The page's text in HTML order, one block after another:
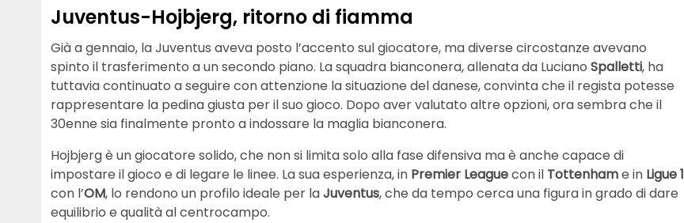
Juventus-Hojbjerg, ritorno di fiamma
Già a gennaio, la Juventus aveva posto l’accento sul giocatore, ma diverse circostanze avevano
spinto il trasferimento a un secondo piano. La squadra bianconera, allenata da Luciano Spalletti, ha
tuttavia continuato a seguire con attenzione la situazione del danese, convinta che il regista potesse
rappresentare la pedina giusta per il suo gioco. Dopo aver valutato altre opzioni, ora sembra che il
30enne sia finalmente pronto a indossare la maglia bianconera.
Hojbjerg è un giocatore solido, che non si limita solo alla fase difensiva ma è anche capace di
impostare il gioco e di legare le linee. La sua esperienza, in Premier Leaguecon il Tottenhame in Ligue 1
con l’OM, lo rendono un profilo ideale per laJuventus, che da tempo cerca una figura in grado di dare
equilibrio e qualità al centrocampo.